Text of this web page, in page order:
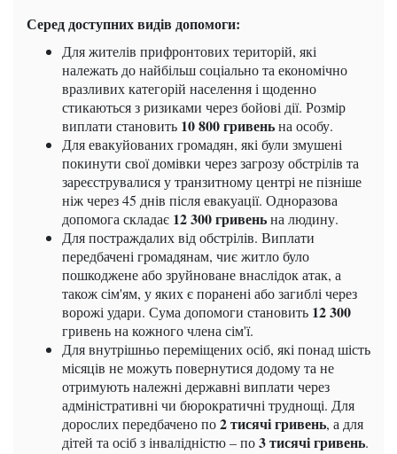
Серед доступних видів допомоги:
Для жителів прифронтових територій, які
належать до найбільш соціально та економічно
вразливих категорій населення і щоденно
стикаються з ризиками через бойові дії. Розмір
виплати становить 10 800 гривеньна особу.
Для евакуйованих громадян, які були змушені
покинути свої домівки через загрозу обстрілів та
зареєструвалися у транзитному центрі не пізніше
ніж через 45 днів після евакуації. Одноразова
допомога складає 12 300 гривеньна людину.
Для постраждалих від обстрілів. Виплати
передбачені громадянам, чиє житло було
пошкоджене або зруйноване внаслідок атак, а
також сім'ям, у яких є поранені або загиблі через
ворожі удари. Сума допомоги становить 12 300
гривень на кожного члена сім'ї.
Для внутрішньо переміщених осіб, які понад шість
місяців не можуть повернутися додому та не
отримують належні державні виплати через
адміністративні чи бюрократичні труднощі. Для
дорослих передбачено по2 тисячі гривень, а для
дітей та осіб з інвалідністю – по3 тисячі гривень.